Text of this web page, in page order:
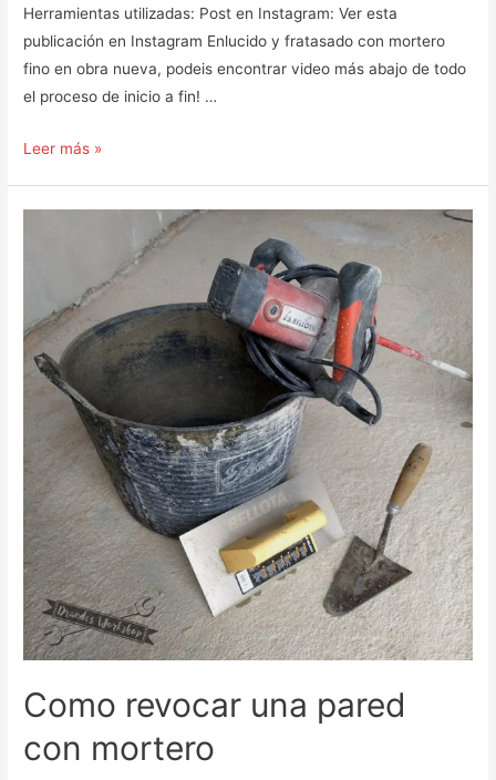
Herramientas utilizadas: Post en Instagram: Ver esta
publicación en Instagram Enlucido y fratasado con mortero
fino en obra nueva, podeis encontrar video más abajo de todo
el proceso de inicio a fin! …
Ganador
Leer más »
Como revocar una pared
con mortero